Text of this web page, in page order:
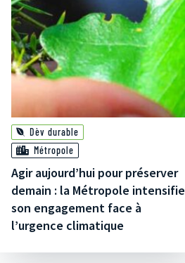
Dèv durable
Métropole
Agir aujourd’hui pour préserver
demain : la Métropole intensifie
son engagement face à
l’urgence climatique